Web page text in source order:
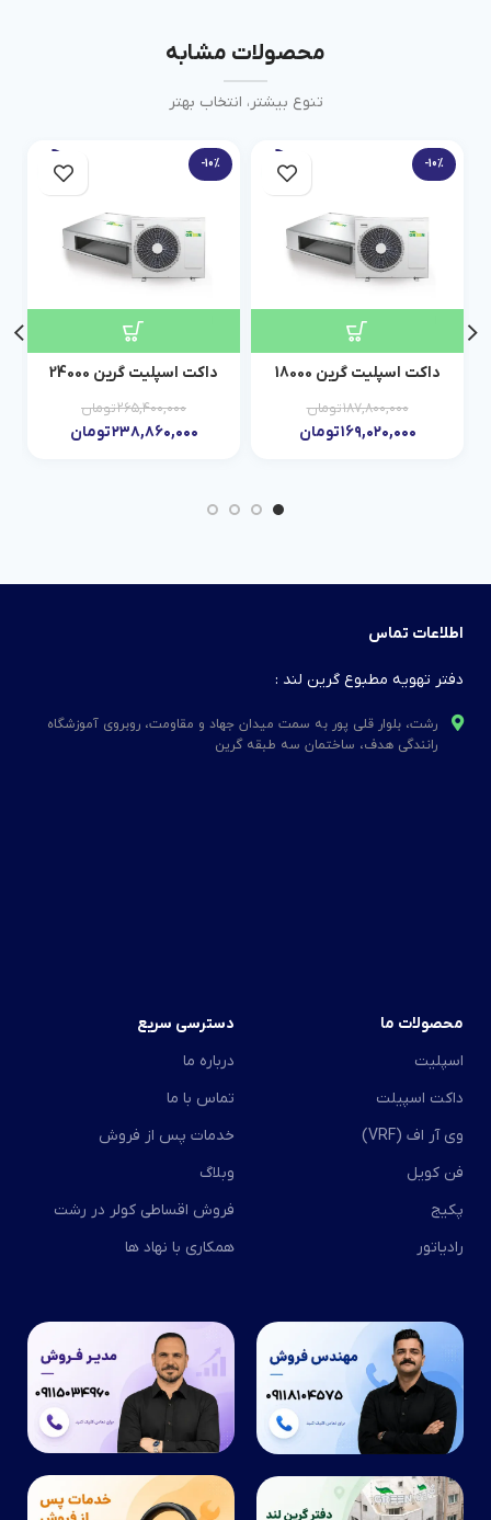
محصولات مشابه
تنوع بیشتر، انتخاب بهتر
-10%
داکت اسپلیت گرین 18000
۱۸۷,۸۰۰,۰۰۰تومان
۱۶۹,۰۲۰,۰۰۰تومان
-10%
داکت اسپلیت گرین 24000
۲۶۵,۴۰۰,۰۰۰تومان
۲۳۸,۸۶۰,۰۰۰تومان
اطلاعات تماس
دفتر تهویه مطبوع گرین لند :
رشت، بلوار قلی پور به سمت میدان جهاد و مقاومت، روبروی آموزشگاه
رانندگی هدف، ساختمان سه طبقه گرین
محصولات ما
اسپلیت
داکت اسپیلت
وی آر اف (VRF)
فن کویل
پکیج
رادیاتور
دسترسی سریع
درباره ما
تماس با ما
خدمات پس از فروش
وبلاگ
فروش اقساطی کولر در رشت
همکاری با نهاد ها